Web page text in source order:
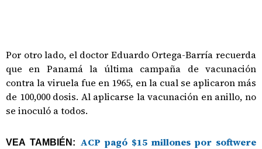
Por otro lado, el doctor Eduardo Ortega-Barría recuerda
que en Panamá la última campaña de vacunación
contra la viruela fue en 1965, en la cual se aplicaron más
de 100,000 dosis. Al aplicarse la vacunación en anillo, no
se inoculó a todos.
VEA TAMBIÉN: ACP pagó $15 millones por softwere